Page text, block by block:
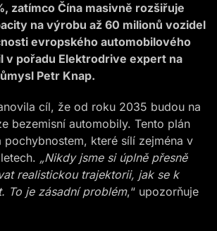
zatímco Čína masivně rozšiřuje
na výrobu až 60 milionů vozidel
evropského automobilového
v pořadu Elektrodrive expert na
Petr Knap.
cíl, že od roku 2035 budou na
bezemisní automobily. Tento plán
které sílí zejména v
„Nikdy jsme si úplně přesně
realistickou trajektorii, jak se k
To je zásadní problém,“ upozorňuje